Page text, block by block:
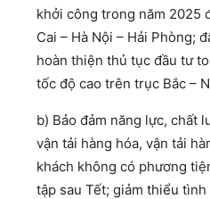
khởi công trong năm 2025
Cai – Hà Nội – Hải Phòng;
hoàn thiện thủ tục đầu tư
tốc độ cao trên trục Bắc –
b) Bảo đảm năng lực, chất
vận tải hàng hóa, vận tải
khách không có phương
tập sau Tết; giảm thiểu